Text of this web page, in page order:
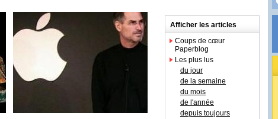
Afficher les articles
Coups de cœur
Paperblog
Les plus lus
du jour
de la semaine
du mois
de l'année
depuis toujours